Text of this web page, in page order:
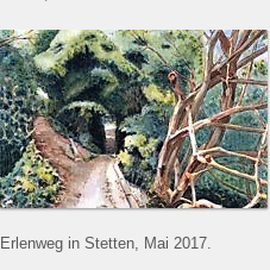
Erlenweg in Stetten, Mai 2017.